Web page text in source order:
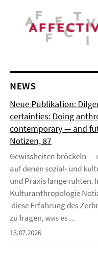
NEWS
Neue Publikation:
certainties: Doing
contemporary — and
Notizen, 87
Gewissheiten bröckeln —
auf denen sozial- und
und Praxis lange ruhten.
Kulturanthropologie
diese Erfahrung des
zu fragen, was es ...
13.07.2026